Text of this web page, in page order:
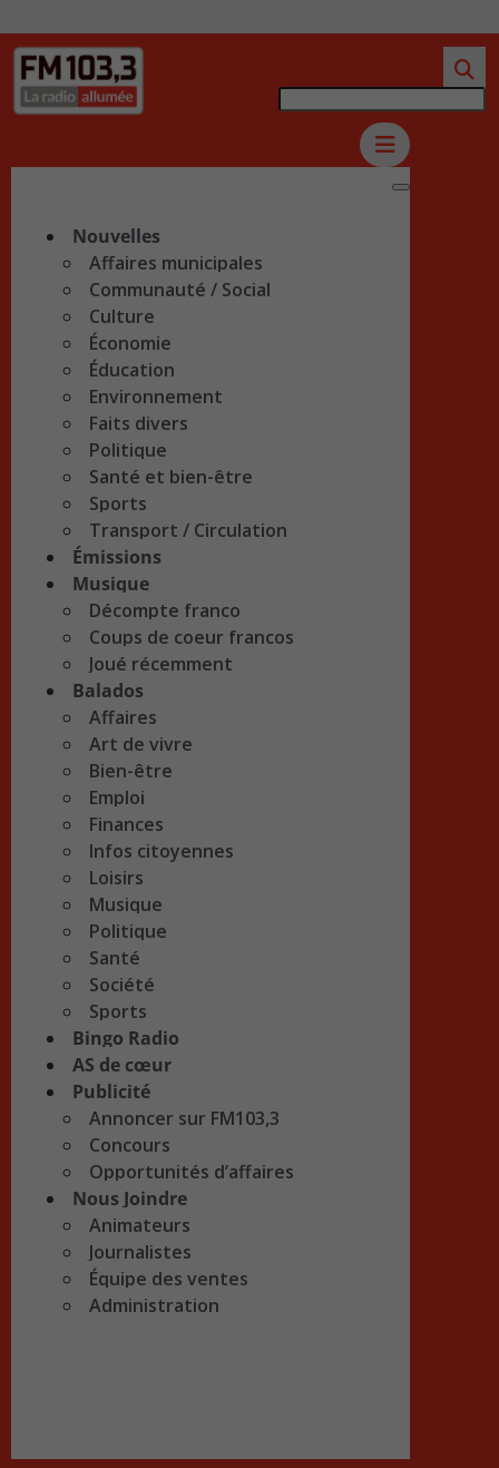
Nouvelles
Affaires municipales
Communauté / Social
Culture
Économie
Éducation
Environnement
Faits divers
Politique
Santé et bien-être
Sports
Transport / Circulation
Émissions
Musique
Décompte franco
Coups de coeur francos
Joué récemment
Balados
Affaires
Art de vivre
Bien-être
Emploi
Finances
Infos citoyennes
Loisirs
Musique
Politique
Santé
Société
Sports
Bingo Radio
AS de cœur
Publicité
Annoncer sur FM103,3
Concours
Opportunités d’affaires
Nous Joindre
Animateurs
Journalistes
Équipe des ventes
Administration